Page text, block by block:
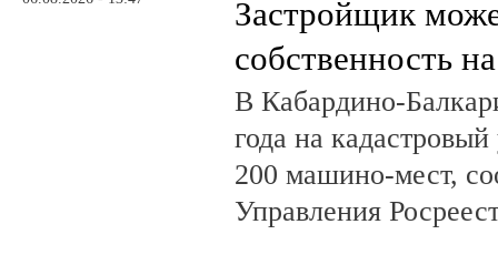
Застройщик
собственность
В Кабардино-
года на
200 машино-мест,
Управления